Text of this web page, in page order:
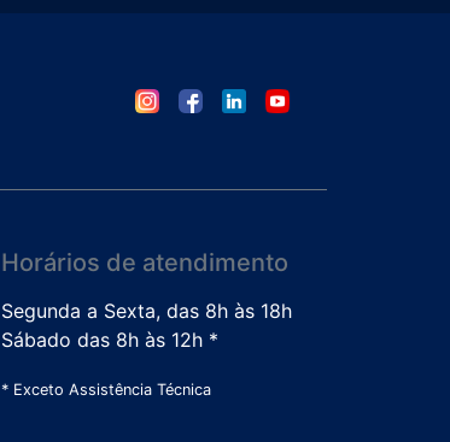
Horários de atendimento
Segunda a Sexta, das 8h às 18h
Sábado das 8h às 12h *
* Exceto Assistência Técnica